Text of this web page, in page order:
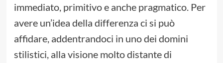
immediato, primitivo e anche pragmatico. Per
avere un’idea della differenza ci si può
affidare, addentrandoci in uno dei domini
stilistici, alla visione molto distante di